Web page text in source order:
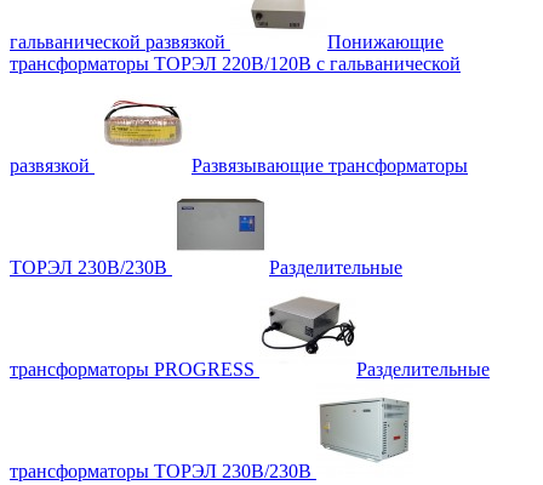
гальванической развязкой
Понижающие
трансформаторы ТОРЭЛ 220В/120В с гальванической
развязкой Развязывающие трансформаторы
ТОРЭЛ 230В/230В Разделительные
трансформаторы PROGRESS Разделительные
трансформаторы ТОРЭЛ 230В/230В